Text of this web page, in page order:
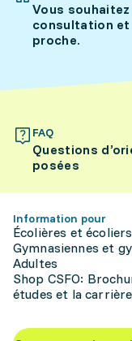
Vous
consultation et
proche.
FAQ
Questions
posées
Information pour
Écolières et écoliers
Gymnasiennes et
Adultes
Shop CSFO:
études et la carrière